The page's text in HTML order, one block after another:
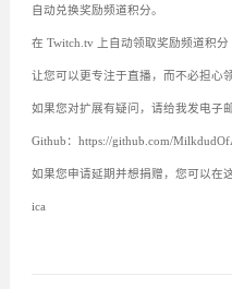
自动兑换奖励频道积分。
在 Twitch.tv 上自动领取奖励频道积分
让您可以更专注于直播，而不必担心
如果您对扩展有疑问，请给我发电子
Github：https://github.com/
如果您申请延期并想捐赠，您可以在
ica